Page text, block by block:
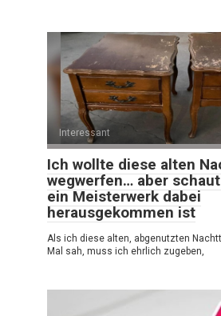
Interessant
Ich wollte diese alten
wegwerfen… aber
ein Meisterwerk dabei
herausgekommen ist
Als ich diese alten, abgenutzten
Mal sah, muss ich ehrlich zugeben,